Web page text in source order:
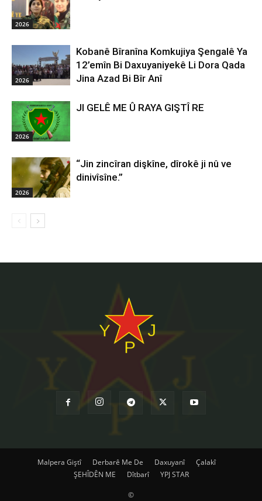
2026
2026
Kobanê Bîranîna Komkujiya Şengalê Ya
12’emîn Bi Daxuyaniyekê Li Dora Qada
Jina Azad Bi Bîr Anî
2026
JI GELÊ ME Û RAYA GIŞTÎ RE
2026
“Jin zincîran dişkîne, dîrokê ji nû ve
dinivîsîne.”
Malpera Giştî Derbarê Me De Daxuyanî
Çalakî
ŞEHÎDÊN ME
Dîtbarî YPJ STAR
©